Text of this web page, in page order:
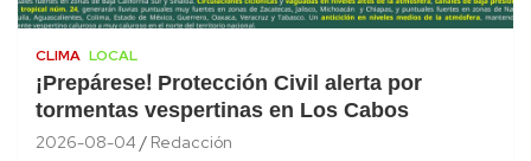
CLIMA LOCAL
¡Prepárese! Protección Civil alerta por
tormentas vespertinas en Los Cabos
2026-08-04 Redacción